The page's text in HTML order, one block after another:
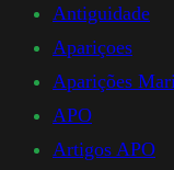
Antiguidade
Apariçoes
Aparições
APO
Artigos APO